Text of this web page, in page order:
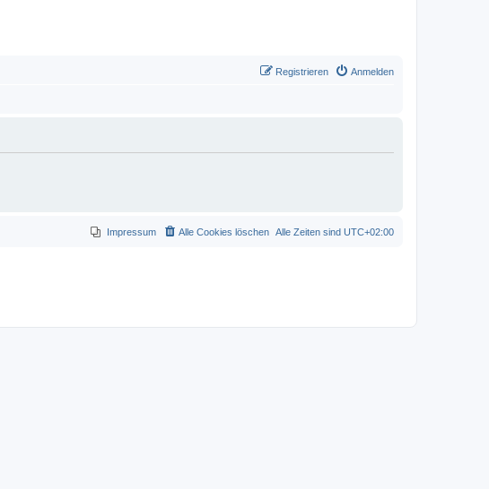
Anmelden
Registrieren
Alle Zeiten sind UTC+02:00
Alle Cookies löschen
Impressum